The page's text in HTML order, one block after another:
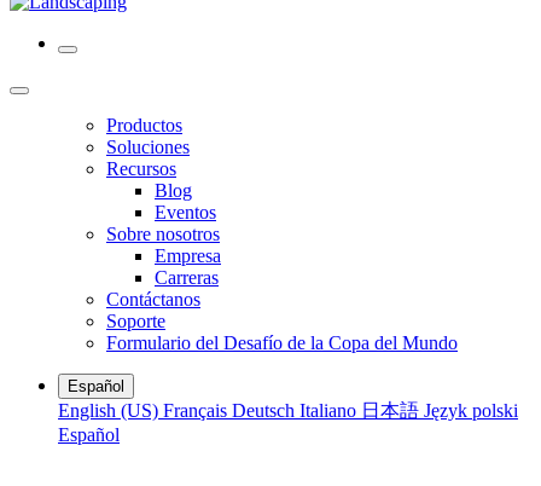
Productos
Soluciones
Recursos
Blog
Eventos
Sobre nosotros
Empresa
Carreras
Contáctanos
Soporte
Formulario del Desafío de la Copa del Mundo
Español
English (US) Français Deutsch Italiano 日本語 Język polski
Español